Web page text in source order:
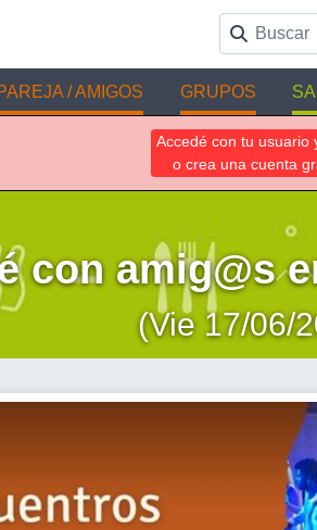
/ AMIGOS GRUPOS
Accedé con tu usuario
o crea una cuenta
con amig@s
(Vie 17/06/